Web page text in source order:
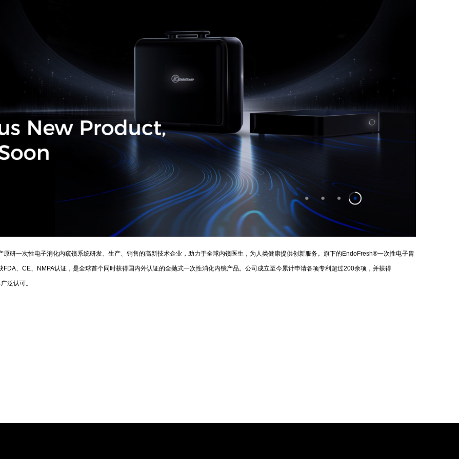
研一次性电子消化内窥镜系统研发、生产、销售的高新技术企业，助力于全球内镜医生，为人类健康提供创新服务。旗下的EndoFresh®一次性电子胃
、CE、NMPA认证，是全球首个同时获得国内外认证的全抛式一次性消化内镜产品。公司成立至今累计申请各项专利超过200余项，并获得
泛认可。